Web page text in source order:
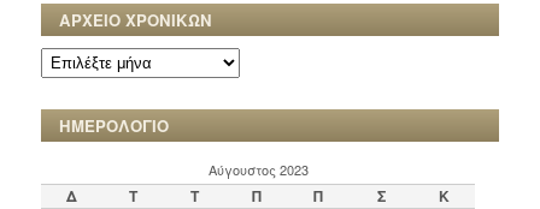
ΑΡΧΕΙΟ ΧΡΟΝΙΚΩΝ
ΑΡΧΕΙΟ
ΧΡΟΝΙΚΩΝ
ΗΜΕΡΟΛΟΓΙΟ
Αύγουστος 2023
Δ Τ Τ Π Π Σ Κ